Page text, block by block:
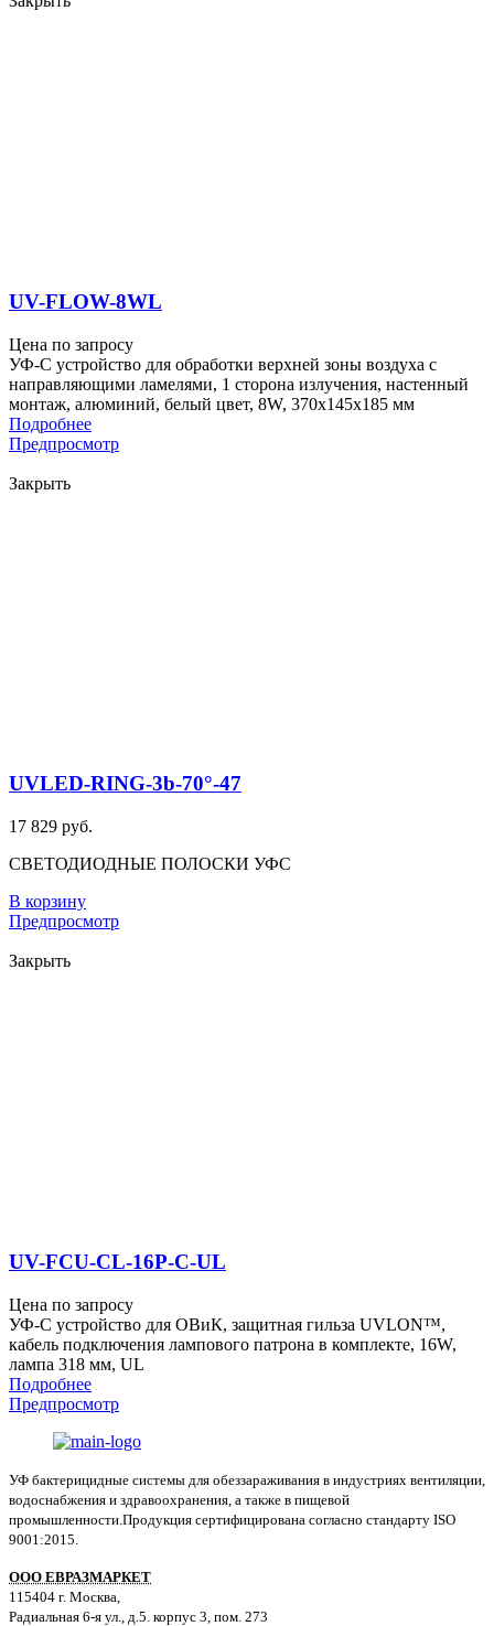
UV-FLOW-8WL
Цена по запросу
УФ-С устройство для обработки верхней зоны воздуха с
направляющими ламелями, 1 сторона излучения, настенный
монтаж, алюминий, белый цвет, 8W, 370x145x185 мм
Подробнее
Предпросмотр
Закрыть
UVLED-RING-3b-70°-47
17 829 руб.
СВЕТОДИОДНЫЕ ПОЛОСКИ УФС
В корзину
Предпросмотр
Закрыть
UV-FCU-CL-16P-C-UL
Цена по запросу
УФ-С устройство для ОВиК, защитная гильза UVLON™,
кабель подключения лампового патрона в комплекте, 16W,
лампа 318 мм, UL
Подробнее
Предпросмотр
УФ бактерицидные системы для обеззараживания в индустриях вентиляции,
водоснабжения и здравоохранения, а также в пищевой
промышленности.Продукция сертифицирована согласно стандарту ISO
9001:2015.
ООО ЕВРАЗМАРКЕТ
115404 г. Москва,
Радиальная 6-я ул., д.5. корпус 3, пом. 273